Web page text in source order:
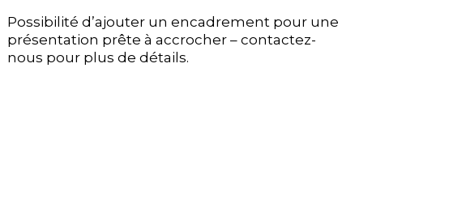
Possibilité d’ajouter un encadrement pour une
présentation prête à accrocher – contactez-
nous pour plus de détails.
Possibilité d’ajouter un encadrement pour une
présentation prête à accrocher – contactez-
nous pour plus de détails.